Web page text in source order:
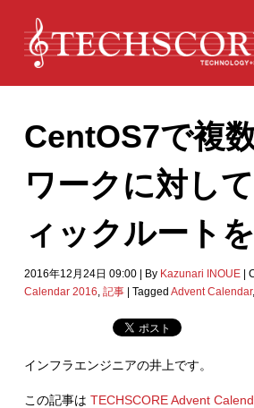
CentOS7で複
ワークに対し
ィックルート
2016年12月24日 09:00 By Kazunari INOUE
Calendar 2016 記事 Tagged Advent Calendar,
インフラエンジニアの井上です。
この記事は TECHSCORE Advent